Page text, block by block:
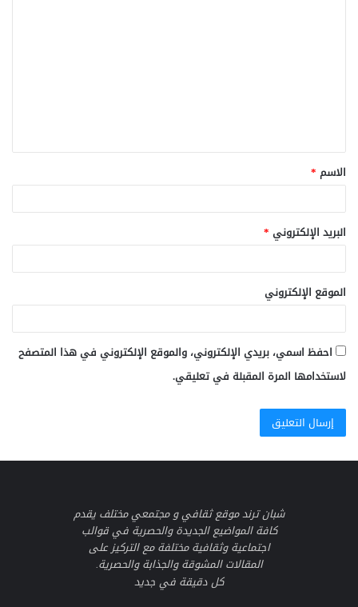
ق
*
الاسم *
البريد الإلكتروني *
الموقع الإلكتروني
احفظ اسمي، بريدي الإلكتروني، والموقع الإلكتروني في هذا المتصفح
لاستخدامها المرة المقبلة في تعليقي.
شبان ترند موقع ثقافي و مجتمعي مختلف يقدم
كافة المواضيع الجديدة والحصرية في قوالب
اجتماعية وثقافية مختلفة مع التركيز على
المقالات المشوقة والجذابة والحصرية.
كل دقيقة في جديد